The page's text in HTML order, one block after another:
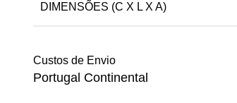
DIMENSÕES (C X L X A)
Custos de Envio
Portugal Continental